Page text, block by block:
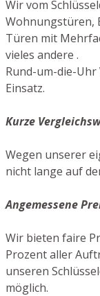
Wir vom
Wohnungstüren,
Türen mit
vieles andere .
Rund-um-die-
Einsatz.
Kurze
Wegen unserer
nicht lange auf
Angemessene
Wir bieten faire
Prozent aller
unseren
möglich.